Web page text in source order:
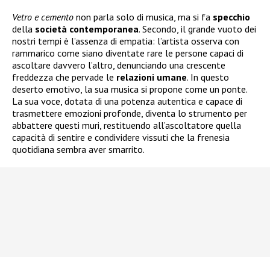
Vetro e cemento non parla solo di musica, ma si fa specchio
della società contemporanea. Secondo, il grande vuoto dei
nostri tempi è l’assenza di empatia: l’artista osserva con
rammarico come siano diventate rare le persone capaci di
ascoltare davvero l’altro, denunciando una crescente
freddezza che pervade le relazioni umane. In questo
deserto emotivo, la sua musica si propone come un ponte.
La sua voce, dotata di una potenza autentica e capace di
trasmettere emozioni profonde, diventa lo strumento per
abbattere questi muri, restituendo all’ascoltatore quella
capacità di sentire e condividere vissuti che la frenesia
quotidiana sembra aver smarrito.